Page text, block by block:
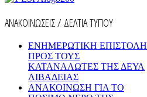
ΑΝΑΚΟΙΝΩΣΕΙΣ / ΔΕΛΤΙΑ ΤΥΠΟΥ
ΕΝΗΜΕΡΩΤΙΚΗ ΕΠΙΣΤΟΛΗ
ΠΡΟΣ ΤΟΥΣ
ΚΑΤΑΝΑΛΩΤΕΣ ΤΗΣ ΔΕΥΑ
ΛΙΒΑΔΕΙΑΣ
ΑΝΑΚΟΙΝΩΣΗ ΓΙΑ ΤΟ